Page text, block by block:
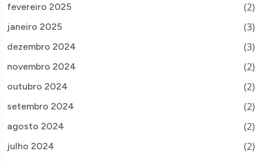
fevereiro 2025 (2)
janeiro 2025 (3)
dezembro 2024 (3)
novembro 2024 (2)
outubro 2024 (2)
setembro 2024 (2)
agosto 2024 (2)
julho 2024 (2)